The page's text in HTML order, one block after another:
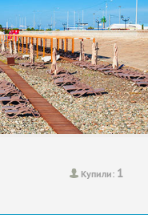
Купили: 1